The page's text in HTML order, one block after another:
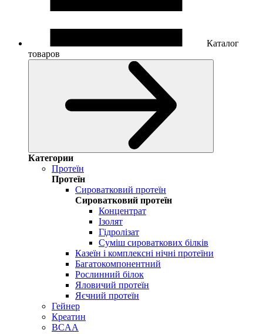
Каталог
товаров
Категории
Протеїн
Протеїн
Сироватковий протеїн
Сироватковий протеїн
Концентрат
Ізолят
Гідролізат
Суміш сироваткових білків
Казеїн і комплексні нічні протеїни
Багатокомпонентний
Рослинний білок
Яловичий протеїн
Яєчний протеїн
Гейнер
Креатин
BCAA